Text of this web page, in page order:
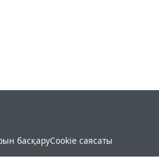
басқаруCookie саясаты